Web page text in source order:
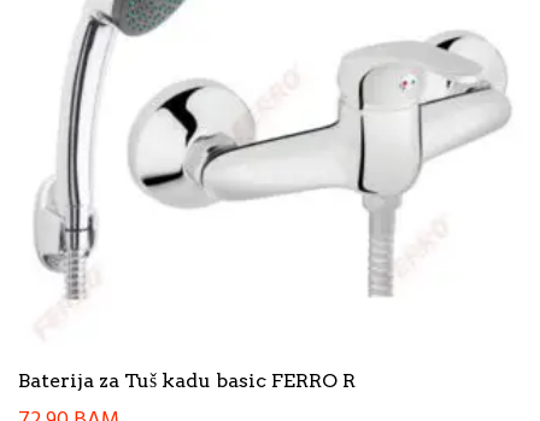
Baterija za Tuš kadu basic FERRO R